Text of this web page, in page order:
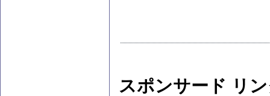
スポンサード リ